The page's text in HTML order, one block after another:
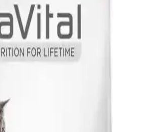
taragı içeren kedi mamaları, doğal ve
sağlıklı gelişimini destekler, parlak tüy
Ekonomik ve Pratik
Kediler İçin Tahılsız Balık
Ürün İncelemesi ve Özellikleri